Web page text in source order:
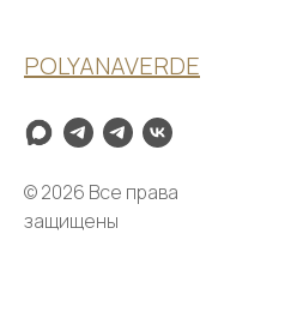
POLYANAVERDE
© 2026 Все права
защищены